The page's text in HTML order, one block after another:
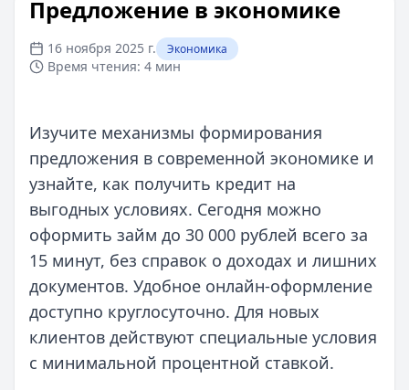
Предложение в экономике
16 ноября 2025 г. Экономика
Время чтения: 4 мин
Изучите механизмы формирования
предложения в современной экономике и
узнайте, как получить кредит на
выгодных условиях. Сегодня можно
оформить займ до 30 000 рублей всего за
15 минут, без справок о доходах и лишних
документов. Удобное онлайн-оформление
доступно круглосуточно. Для новых
клиентов действуют специальные условия
с минимальной процентной ставкой.